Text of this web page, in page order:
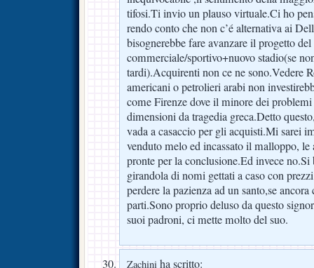
tifosi.Ti invio un plauso virtuale.Ci ho
rendo conto che non c’é alternativa ai
bisognerebbe fare avanzare il progetto
commerciale/sportivo+nuovo stadio(se
tardi).Acquirenti non ce ne sono.Vedere
americani o petrolieri arabi non
come Firenze dove il minore dei problemi
dimensioni da tragedia greca.Detto
vada a casaccio per gli acquisti.Mi sarei
venduto melo ed incassato il malloppo, le
pronte per la conclusione.Ed invece
girandola di nomi gettati a caso con
perdere la pazienza ad un santo,se ancora
parti.Sono proprio deluso da questo
suoi padroni, ci mette molto del suo.
Zachini ha scritto: